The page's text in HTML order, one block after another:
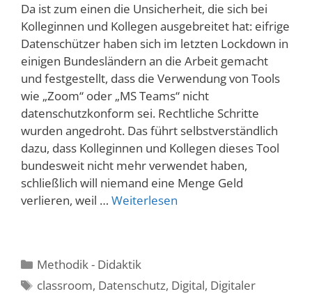
Da ist zum einen die Unsicherheit, die sich bei
Kolleginnen und Kollegen ausgebreitet hat: eifrige
Datenschützer haben sich im letzten Lockdown in
einigen Bundesländern an die Arbeit gemacht
und festgestellt, dass die Verwendung von Tools
wie „Zoom“ oder „MS Teams“ nicht
datenschutzkonform sei. Rechtliche Schritte
wurden angedroht. Das führt selbstverständlich
dazu, dass Kolleginnen und Kollegen dieses Tool
bundesweit nicht mehr verwendet haben,
schließlich will niemand eine Menge Geld
verlieren, weil … Weiterlesen
Kategorien
Methodik - Didaktik
Schlagwörter
classroom, Datenschutz, Digital, Digitaler